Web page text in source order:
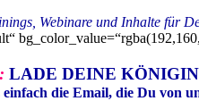
Webinare und Inhalte für
LADE DEINE
einfach die Email, die Du von